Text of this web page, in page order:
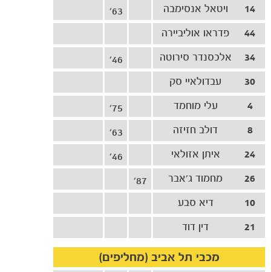
14
ויטאל אנסימבה
63'
44
פדראו אוליביירה
34
אלכסנדר סירוטה
46'
30
עבדולאיי סק
4
עלי מוחמד
75'
8
דולב חזיזה
63'
24
איתן אזולאי
46'
26
מחמוד ג'אבר
87'
10
דיא סבע
21
דין דוד
מכבי תל אביב (מחליפים)